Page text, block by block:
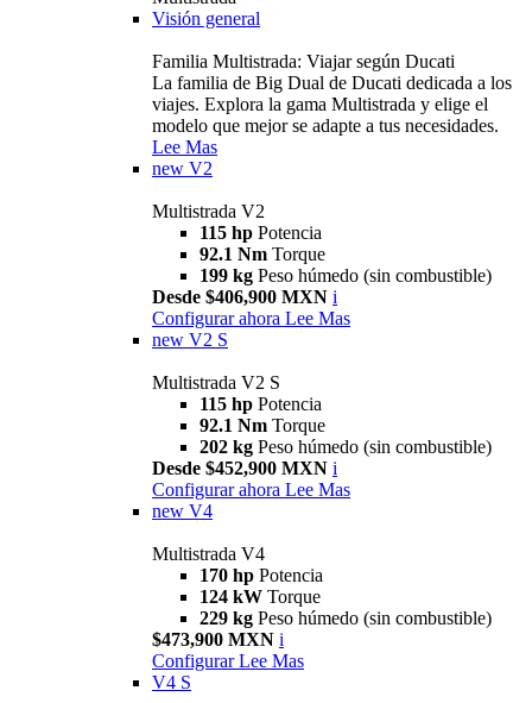
Visión general
Familia Multistrada: Viajar según Ducati
La familia de Big Dual de Ducati dedicada a los
viajes. Explora la gama Multistrada y elige el
modelo que mejor se adapte a tus necesidades.
Lee Mas
new V2
Multistrada V2
115 hp Potencia
92.1 Nm Torque
199 kg Peso húmedo (sin combustible)
Desde $406,900 MXN i
Configurar ahora Lee Mas
new V2 S
Multistrada V2 S
115 hp Potencia
92.1 Nm Torque
202 kg Peso húmedo (sin combustible)
Desde $452,900 MXN i
Configurar ahora Lee Mas
new V4
Multistrada V4
170 hp Potencia
124 kW Torque
229 kg Peso húmedo (sin combustible)
$473,900 MXN i
Configurar Lee Mas
V4 S